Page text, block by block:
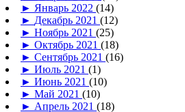
► Январь 2022 (14)
► Декабрь 2021 (12)
► Ноябрь 2021 (25)
► Октябрь 2021 (18)
► Сентябрь 2021 (16)
► Июль 2021 (1)
► Июнь 2021 (10)
► Май 2021 (10)
► Апрель 2021 (18)